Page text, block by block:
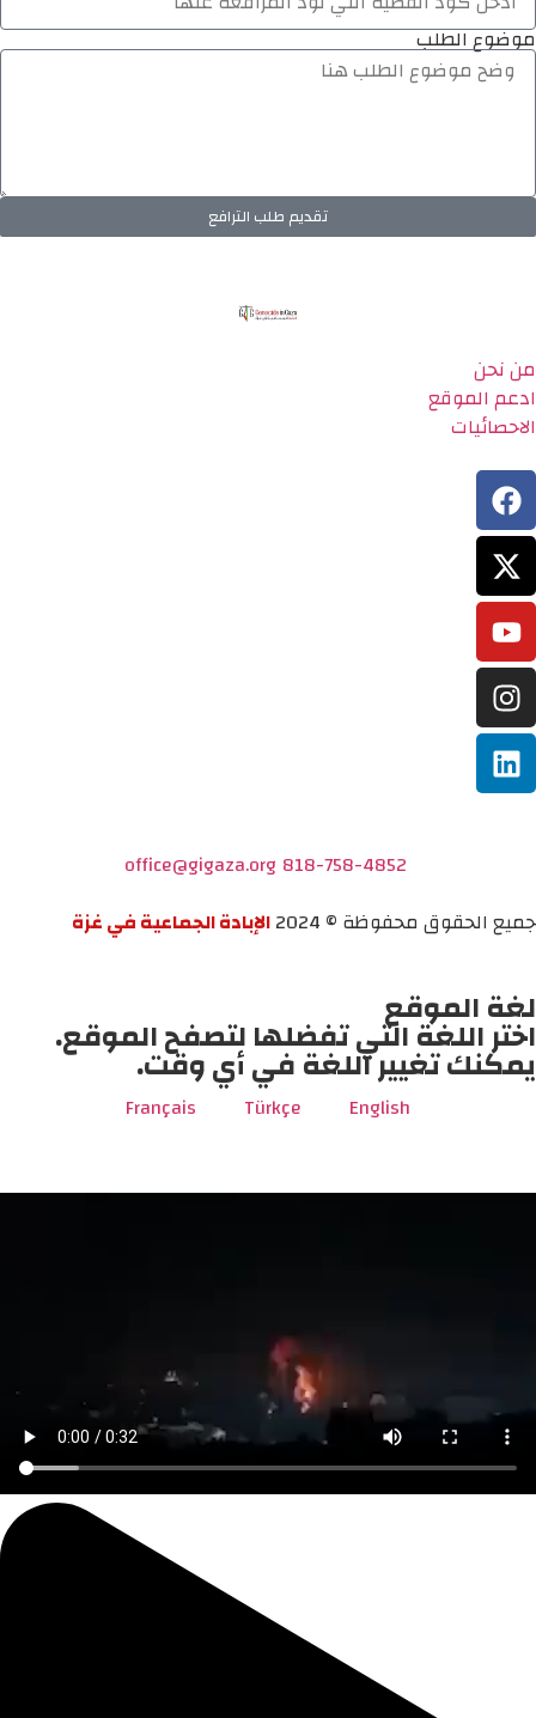
موضوع الطلب
تقديم طلب الترافع
من نحن
ادعم الموقع
الاحصائيات
818-758-4852
office@gigaza.org
جميع الحقوق محفوظة © 2024
الإبادة الجماعية في غزة
لغة الموقع
اختر اللغة التي تفضلها لتصفح الموقع.
يمكنك تغيير اللغة في أي وقت.
English
Türkçe
Français